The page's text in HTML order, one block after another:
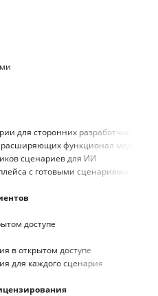
для сторонних разработчиков
функционал модели
сценариев для ИИ
с готовыми сценариями для
доступе
в открытом доступе
для каждого сценария